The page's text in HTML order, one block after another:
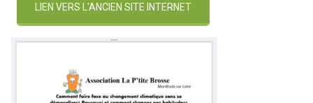
LIEN VERS L'ANCIEN SITE INTERNET